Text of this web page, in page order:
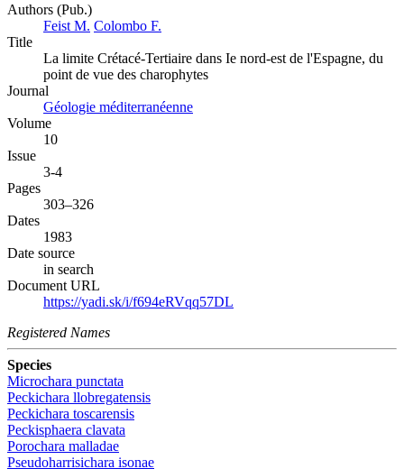
Authors (Pub.)
Feist M. Colombo F.
Title
La limite Crétacé-Tertiaire dans Ie nord-est de l'Espagne, du
point de vue des charophytes
Journal
Géologie méditerranéenne
Volume
10
Issue
3-4
Pages
303–326
Dates
1983
Date source
in search
Document URL
https://yadi.sk/i/f694eRVqq57DL
Registered Names
Species
Microchara punctata
Peckichara llobregatensis
Peckichara toscarensis
Peckisphaera clavata
Porochara malladae
Pseudoharrisichara isonae